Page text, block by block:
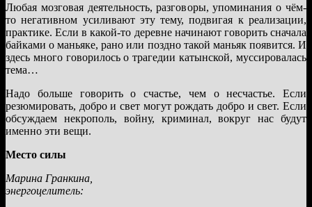
Любая мозговая деятельность, разговоры, упоминания о чём-
то негативном усиливают эту тему, подвигая к реализации,
практике. Если в какой-то деревне начинают говорить сначала
байками о маньяке, рано или поздно такой маньяк появится. И
здесь много говорилось о трагедии катынской, муссировалась
тема…
Надо больше говорить о счастье, чем о несчастье. Если
резюмировать, добро и свет могут рождать добро и свет. Если
обсуждаем некрополь, войну, криминал, вокруг нас будут
именно эти вещи.
Место силы
Марина Гранкина,
энергоцелитель: